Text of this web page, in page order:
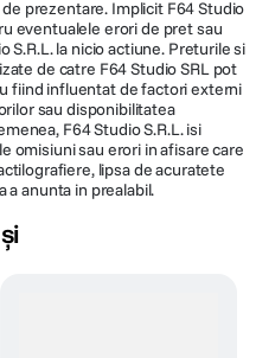
microSDHC (Suport de
[ Cardul MMC nu este
prezentare. Implicit F64 Studio
eventualele erori de pret sau
S.R.L. la nicio actiune. Preturile si
de catre F64 Studio SRL pot
fiind influentat de factori externi
sau disponibilitatea
F64 Studio S.R.L. isi
omisiuni sau erori in afisare care
lipsa de acuratete
anunta in prealabil.